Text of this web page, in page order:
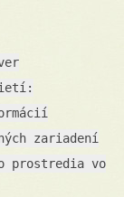
zariadení
prostredia vo